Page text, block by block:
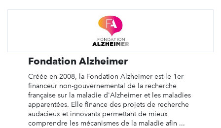
Fondation Alzheimer
Créée en 2008, la Fondation Alzheimer est le 1er
financeur non-gouvernemental de la recherche
française sur la maladie d'Alzheimer et les maladies
apparentées. Elle finance des projets de recherche
audacieux et innovants permettant de mieux
comprendre les mécanismes de la maladie afin ...